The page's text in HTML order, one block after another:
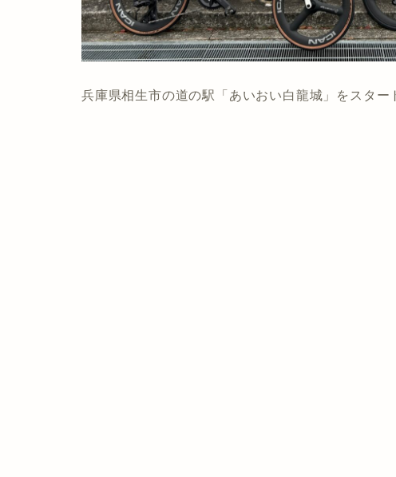
兵庫県相生市の道の駅「あいおい白龍城」をスター